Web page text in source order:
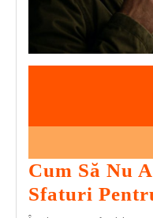
Cum Să Nu
Sfaturi